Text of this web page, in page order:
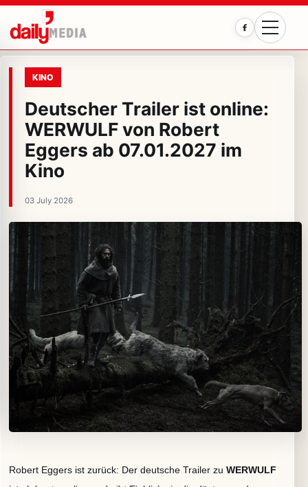
Facebook
KINO
Deutscher Trailer ist online:
WERWULF von Robert
Eggers ab 07.01.2027 im
Kino
03 July 2026
Robert Eggers ist zurück: Der deutsche Trailer zu WERWULF